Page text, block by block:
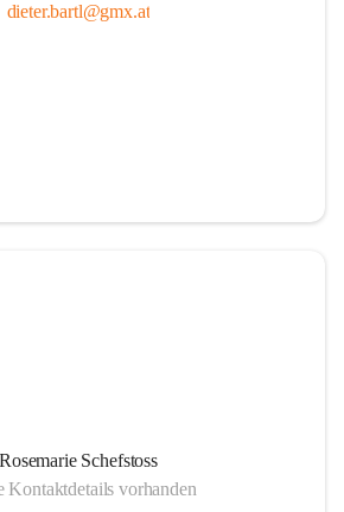
dieter.bartl@gmx.at
Rosemarie Schefstoss
Kontaktdetails vorhanden